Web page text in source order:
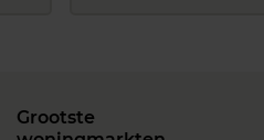
Grootste